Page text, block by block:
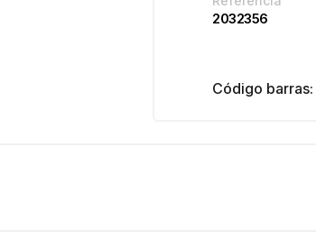
2032356
Código barras: